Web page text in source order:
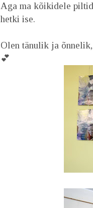
Aga ma kõikidele
hetki ise.
Olen tänulik ja
💕